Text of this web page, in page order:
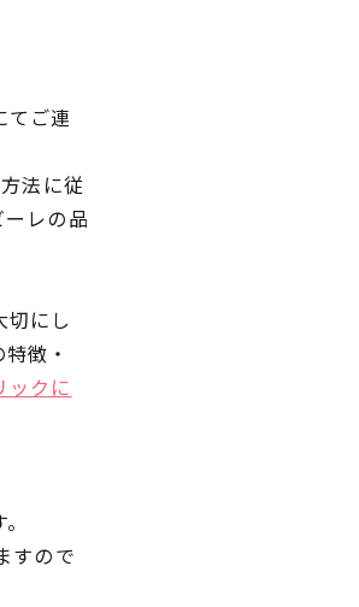
てご連
法に従
レの品
切にし
徴・
ックに
すので